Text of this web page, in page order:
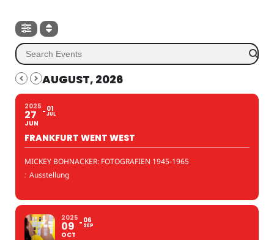
AUGUST, 2026
2025
27
JUN
01
JUL
FRANKFURT WENT WEST
MICKEY BOHNACKER: FOTOGRAFIEN 1945-1965
: Ausstellung
2025
09
OCT
06
SEP